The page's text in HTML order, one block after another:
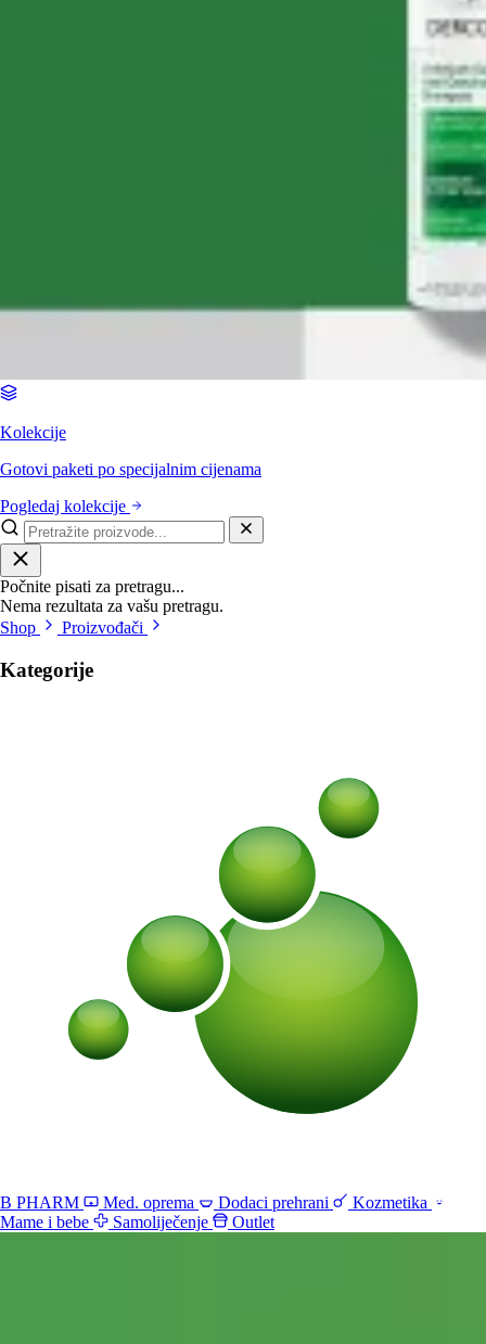
Kolekcije
Gotovi paketi po specijalnim cijenama
Pogledaj kolekcije
Počnite pisati za pretragu...
Nema rezultata za vašu pretragu.
Shop
Proizvođači
Kategorije
B PHARM Med. oprema Dodaci prehrani
Kozmetika
Mame i bebe
Samoliječenje Outlet